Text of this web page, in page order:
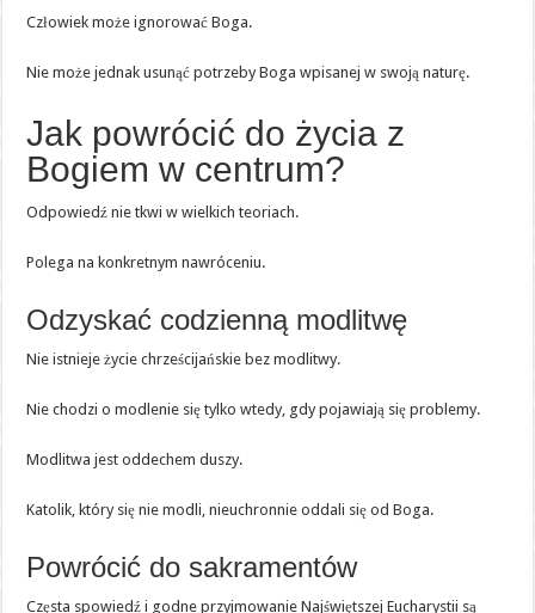
Człowiek może ignorować Boga.
Nie może jednak usunąć potrzeby Boga wpisanej w swoją naturę.
Jak powrócić do życia z
Bogiem w centrum?
Odpowiedź nie tkwi w wielkich teoriach.
Polega na konkretnym nawróceniu.
Odzyskać codzienną modlitwę
Nie istnieje życie chrześcijańskie bez modlitwy.
Nie chodzi o modlenie się tylko wtedy, gdy pojawiają się problemy.
Modlitwa jest oddechem duszy.
Katolik, który się nie modli, nieuchronnie oddali się od Boga.
Powrócić do sakramentów
Częsta spowiedź i godne przyjmowanie Najświętszej Eucharystii są